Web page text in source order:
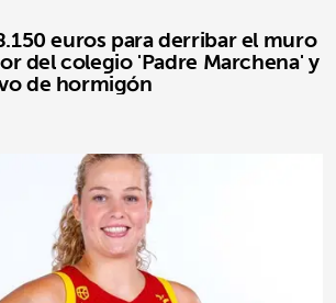
euros para derribar el muro
del colegio 'Padre Marchena' y
de hormigón